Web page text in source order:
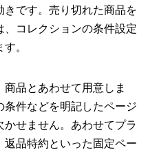
です。売り切れた商品を
コレクションの条件設定
。
品とあわせて用意しま
件などを明記したページ
せません。あわせてプラ
品特約といった固定ペー